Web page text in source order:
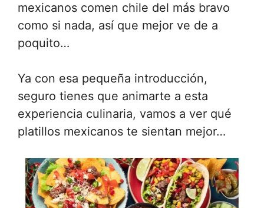
mexicanos comen chile del más bravo
como si nada, así que mejor ve de a
poquito…
Ya con esa pequeña introducción,
seguro tienes que animarte a esta
experiencia culinaria, vamos a ver qué
platillos mexicanos te sientan mejor…